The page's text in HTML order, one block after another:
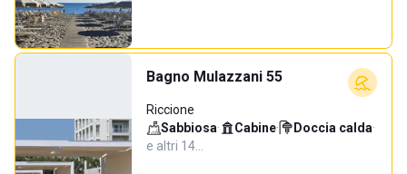
Bagno Mulazzani 55
Riccione
Sabbiosa· Cabine· Doccia calda·
e altri 14…